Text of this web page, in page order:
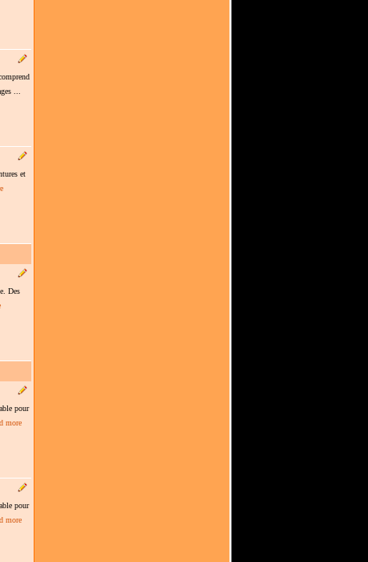
...
et
Des
pour
more
pour
more